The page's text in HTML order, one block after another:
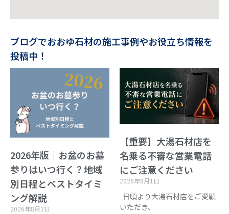
ブログでおおゆ石材の施工事例やお役立ち情報を
投稿中！
2026年版｜お盆のお墓
参りはいつ行く？地域
別日程とベストタイミ
ング解説
2026年8月2日
【重要】大湯石材店を
名乗る不審な営業電話
にご注意ください
2026年8月1日
日頃より大湯石材店をご愛顧
いただき、